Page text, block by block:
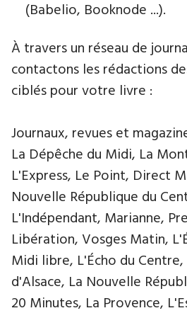
(Babelio, Booknode ...).
À travers un réseau de
contactons les rédactions
ciblés pour votre livre :
Journaux, revues et
La Dépêche du Midi, La
L'Express, Le Point, Direct
Nouvelle République du
L'Indépendant, Marianne,
Libération, Vosges Matin,
Midi libre, L'Écho du
d'Alsace, La Nouvelle
20 Minutes, La Provence,